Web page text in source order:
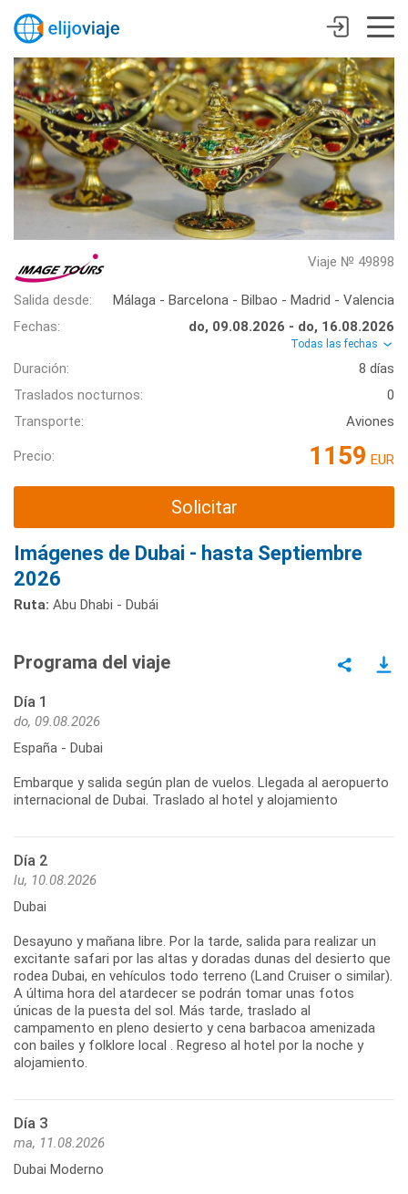
Viaje № 49898
Salida desde:
Málaga - Barcelona - Bilbao - Madrid - Valencia
Fechas:
do, 09.08.2026 - do, 16.08.2026
Todas las fechas
Duración:
8 días
Traslados nocturnos:
0
Transporte:
Aviones
Precio: 1159 EUR
Solicitar
Imágenes de Dubai - hasta Septiembre
2026
Ruta: Abu Dhabi - Dubái
Programa del viaje
Día 1
do, 09.08.2026
España - Dubai
Embarque y salida según plan de vuelos. Llegada al aeropuerto
internacional de Dubai. Traslado al hotel y alojamiento
Día 2
lu, 10.08.2026
Dubai
Desayuno y mañana libre. Por la tarde, salida para realizar un
excitante safari por las altas y doradas dunas del desierto que
rodea Dubai, en vehículos todo terreno (Land Cruiser o similar).
A última hora del atardecer se podrán tomar unas fotos
únicas de la puesta del sol. Más tarde, traslado al
campamento en pleno desierto y cena barbacoa amenizada
con bailes y folklore local . Regreso al hotel por la noche y
alojamiento.
Día 3
ma, 11.08.2026
Dubai Moderno